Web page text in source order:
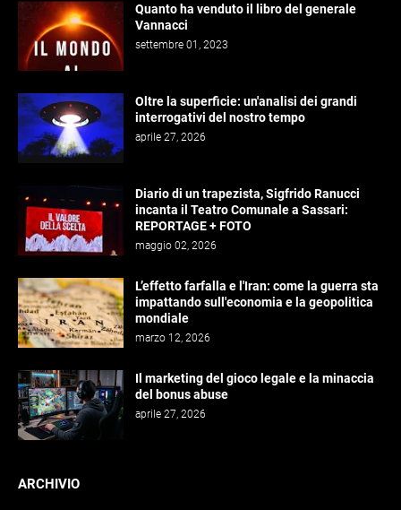
Quanto ha venduto il libro del generale
Vannacci
settembre 01, 2023
Oltre la superficie: un'analisi dei grandi
interrogativi del nostro tempo
aprile 27, 2026
Diario di un trapezista, Sigfrido Ranucci
incanta il Teatro Comunale a Sassari:
REPORTAGE + FOTO
maggio 02, 2026
L’effetto farfalla e l'Iran: come la guerra sta
impattando sull'economia e la geopolitica
mondiale
marzo 12, 2026
Il marketing del gioco legale e la minaccia
del bonus abuse
aprile 27, 2026
ARCHIVIO